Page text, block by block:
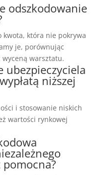
odszkodowanie
kwota, która nie pokrywa
je, porównując
wyceną warsztatu.
ubezpieczyciela
niższej
i stosowanie niskich
wartości rynkowej
pomocna?